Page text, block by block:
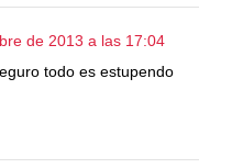
de 2013 a las 17:04
todo es estupendo